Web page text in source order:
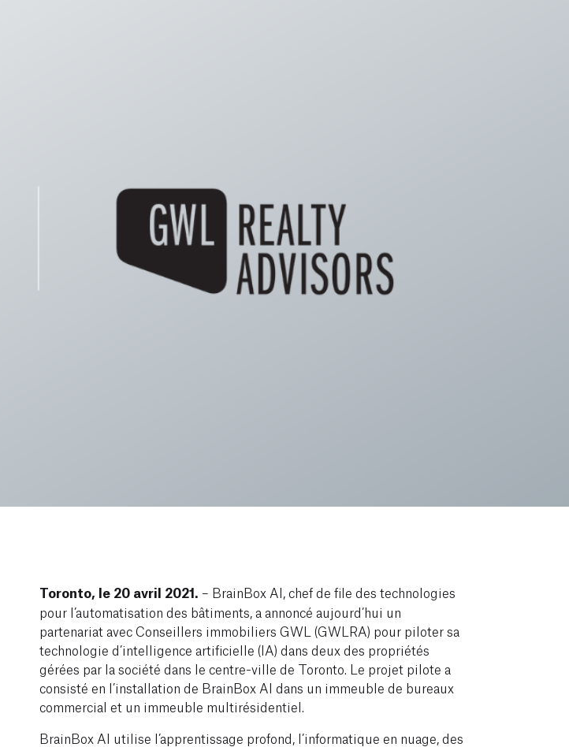
Toronto, le 20 avril 2021. – BrainBox AI, chef de file des technologies
pour l’automatisation des bâtiments, a annoncé aujourd’hui un
partenariat avec Conseillers immobiliers GWL (GWLRA) pour piloter sa
technologie d’intelligence artificielle (IA) dans deux des propriétés
gérées par la société dans le centre-ville de Toronto. Le projet pilote a
consisté en l’installation de BrainBox AI dans un immeuble de bureaux
commercial et un immeuble multirésidentiel.
BrainBox AI utilise l’apprentissage profond, l’informatique en nuage, des